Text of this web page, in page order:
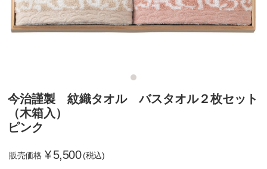
今治謹製 紋織タオル バスタオル２枚セット
（木箱入）
ピンク
販売価格 ¥5,500 (税込)